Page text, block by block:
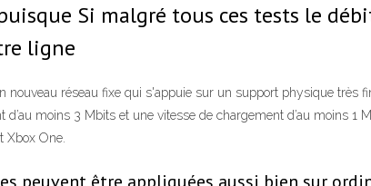
Si malgré tous ces tests le
ligne
réseau fixe qui s'appuie sur un support physique très
moins 3 Mbits et une vitesse de chargement d’au moins 1
Xbox One.